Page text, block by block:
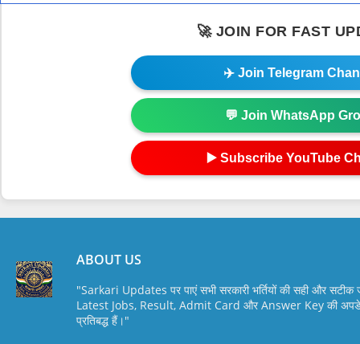
🚀 JOIN FOR FAST
✈️ Join Telegram
💬 Join WhatsApp
▶️ Subscribe YouTube
ABOUT US
"Sarkari Updates पर पाएं सभी सरकारी भर्तियों की सही और सटीक
Latest Jobs, Result, Admit Card और Answer Key की
प्रतिबद्ध हैं।"